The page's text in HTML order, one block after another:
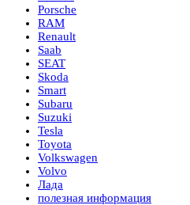
Porsche
RAM
Renault
Saab
SEAT
Skoda
Smart
Subaru
Suzuki
Tesla
Toyota
Volkswagen
Volvo
Лада
полезная информация